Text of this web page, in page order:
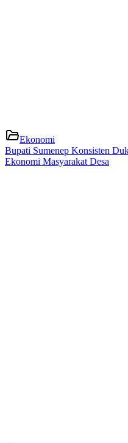
Ekonomi
Bupati Sumenep Konsisten
Ekonomi Masyarakat Desa